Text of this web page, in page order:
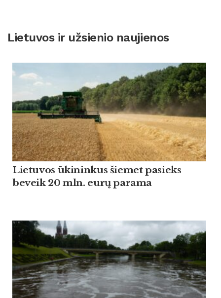
Lietuvos ir užsienio naujienos
Lietuvos ūkininkus šiemet pasieks
beveik 20 mln. eurų parama